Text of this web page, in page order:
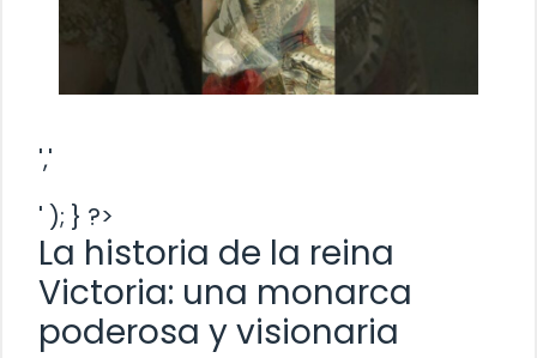
','
' ); } ?>
La historia de la reina
Victoria: una monarca
poderosa y visionaria